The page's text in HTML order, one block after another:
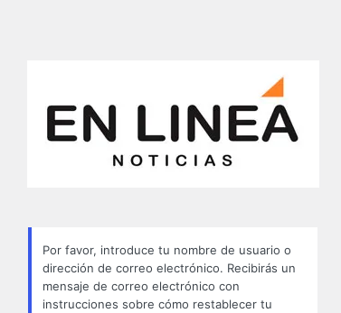
Por favor, introduce tu nombre de usuario o
dirección de correo electrónico. Recibirás un
mensaje de correo electrónico con
instrucciones sobre cómo restablecer tu